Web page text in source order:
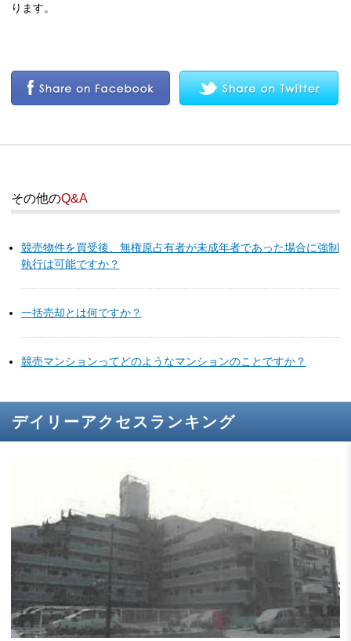
ります。
その他のQ&A
競売物件を買受後、無権原占有者が未成年者であった場合に強制
執行は可能ですか？
一括売却とは何ですか？
競売マンションってどのようなマンションのことですか？
デイリーアクセスランキング